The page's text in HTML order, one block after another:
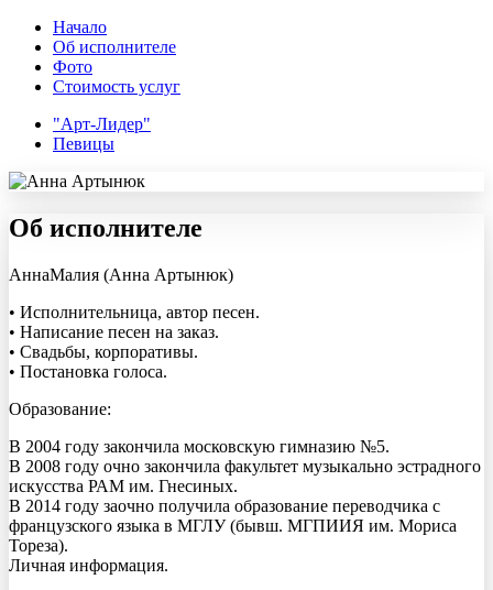
Начало
Об исполнителе
Фото
Стоимость услуг
"Арт-Лидер"
Певицы
Об исполнителе
АннаМалия (Анна Артынюк)
• Исполнительница, автор песен.
• Написание песен на заказ.
• Свадьбы, корпоративы.
• Постановка голоса.
Образование:
В 2004 году закончила московскую гимназию №5.
В 2008 году очно закончила факультет музыкально эстрадного
искусства РАМ им. Гнесиных.
В 2014 году заочно получила образование переводчика с
французского языка в МГЛУ (бывш. МГПИИЯ им. Мориса
Тореза).
Личная информация.